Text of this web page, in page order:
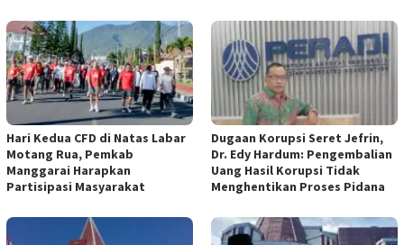
Hari Kedua CFD di Natas Labar
Motang Rua, Pemkab
Manggarai Harapkan
Partisipasi Masyarakat
Dugaan Korupsi Seret Jefrin,
Dr. Edy Hardum: Pengembalian
Uang Hasil Korupsi Tidak
Menghentikan Proses Pidana